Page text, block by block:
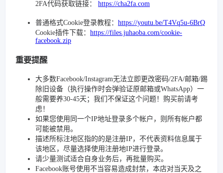
2FA代码获取链接： https://cha2fa.com
普通格式Cookie登录教程： https://youtu.be/T4Vq5u-6BrQ
Cookie插件下载： https://files.juhaoba.com/cookie-
facebook.zip
重要提醒
大多数Facebook/Instagram无法立即更改密码/2FA/邮箱/踢
除旧设备（执行操作时会弹验证原邮箱或WhatsApp）一
般需要养30-45天；我们不保证这个问题！购买前请考
虑！
如果您使用同一个IP地址登录多个帐户，则所有帐户都
可能被禁用。
描述所标注地区指的的是注册IP，不代表资料信息属于
该地区，尽量选择使用注册地IP进行登录。
请少量测试适合自身业务后，再批量购买。
Facebook账号使用不当容易造成封禁，本店对当天及之